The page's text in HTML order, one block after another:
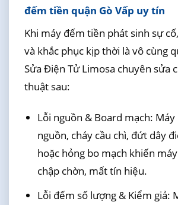
đếm tiền quận Gò Vấp uy tín
Khi máy đếm tiền phát sinh sự
và khắc phục kịp thời là vô cùng
Sửa Điện Tử Limosa chuyên sửa
thuật sau:
Lỗi nguồn & Board mạch:
nguồn, cháy cầu chì, đứt dây
hoặc hỏng bo mạch khiến
chập chờn, mất tín hiệu.
Lỗi đếm số lượng & Kiểm giả: